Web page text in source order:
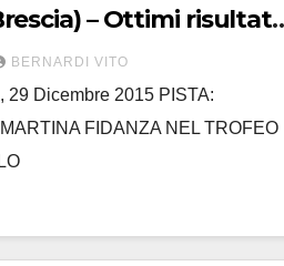
– Ottimi risultati
Still
BERNARDI VITO
29 Dicembre 2015 PISTA:
FIDANZA NEL TROFEO